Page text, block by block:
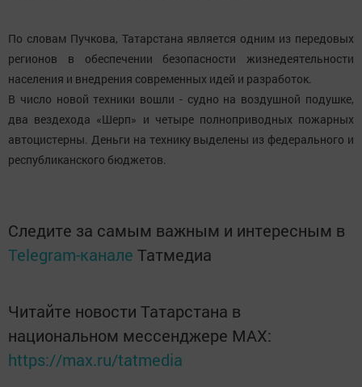
По словам Пучкова, Татарстана является одним из передовых
регионов в обеспечении безопасности жизнедеятельности
населения и внедрения современных идей и разработок.
В число новой техники вошли - судно на воздушной подушке,
два вездехода «Шерп» и четыре полноприводных пожарных
автоцистерны. Деньги на технику выделены из федерального и
республиканского бюджетов.
Следите за самым важным и интересным в
Telegram-канале Татмедиа
Читайте новости Татарстана в
национальном мессенджере MАХ:
https://max.ru/tatmedia